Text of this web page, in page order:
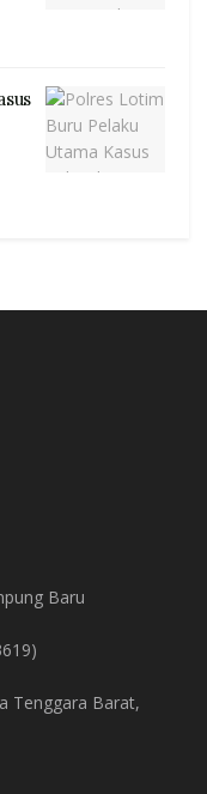
Baru
Tenggara Barat,